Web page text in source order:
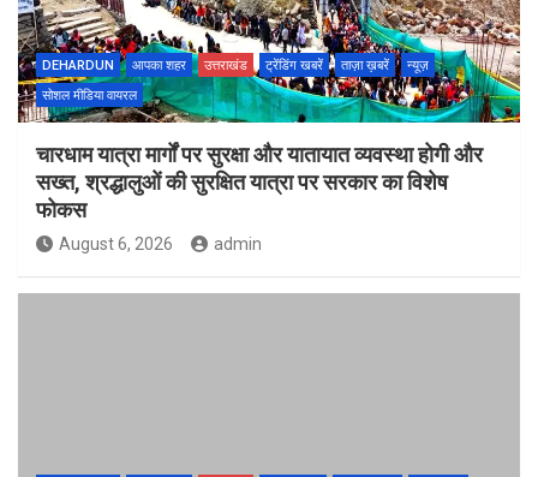
DEHARDUN आपका शहर उत्तराखंड ट्रेंडिंग खबरें ताज़ा ख़बरें
न्यूज़
सोशल मीडिया वायरल
चारधाम यात्रा मार्गों पर सुरक्षा और यातायात व्यवस्था होगी और
सख्त, श्रद्धालुओं की सुरक्षित यात्रा पर सरकार का विशेष
फोकस
August 6, 2026 admin